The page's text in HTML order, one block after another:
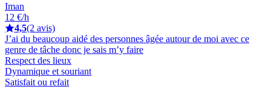
Iman
12 €/h
4,5(2 avis)
J’ai du beaucoup aidé des personnes âgée autour de moi avec ce
genre de tâche donc je sais m’y faire
Respect des lieux
Dynamique et souriant
Satisfait ou refait